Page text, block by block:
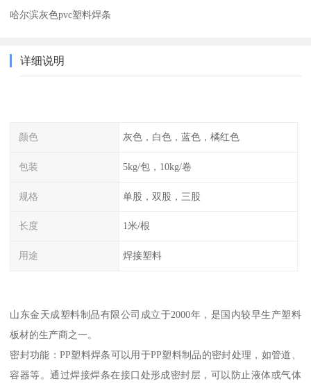
哈尔滨灰色pvc塑料焊条
详细说明
颜色 灰色，白色，蓝色，橘红色
包装 5kg/包，10kg/卷
规格 单股，双股，三股
长度 1米/根
用途 焊接塑料
山东金天成塑料制品有限公司成立于2000年，是国内较早生产塑料
板材的生产商之一。
密封功能：PP塑料焊条可以用于PP塑料制品的密封处理，如管道、
容器等。通过焊接焊条在接口处形成密封层，可以防止液体或气体